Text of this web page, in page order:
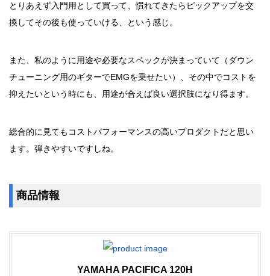
とりあえず入門用として買って、慣れてきたらピックアップを交
換してその後も使っていける、という感じ。
また、私のように用途や必要なスペックが決まっていて（ダウン
チューニング用のギターでEMGを乗せたい）、その中でコストを
抑えたいという時にも、用途が合えば良い選択肢になり得ます。
総合的に見てもコストパフォーマンスの高いプロダクトだと思い
ます。弾きやすいですしね。
商品情報
YAMAHA PACIFICA 120H